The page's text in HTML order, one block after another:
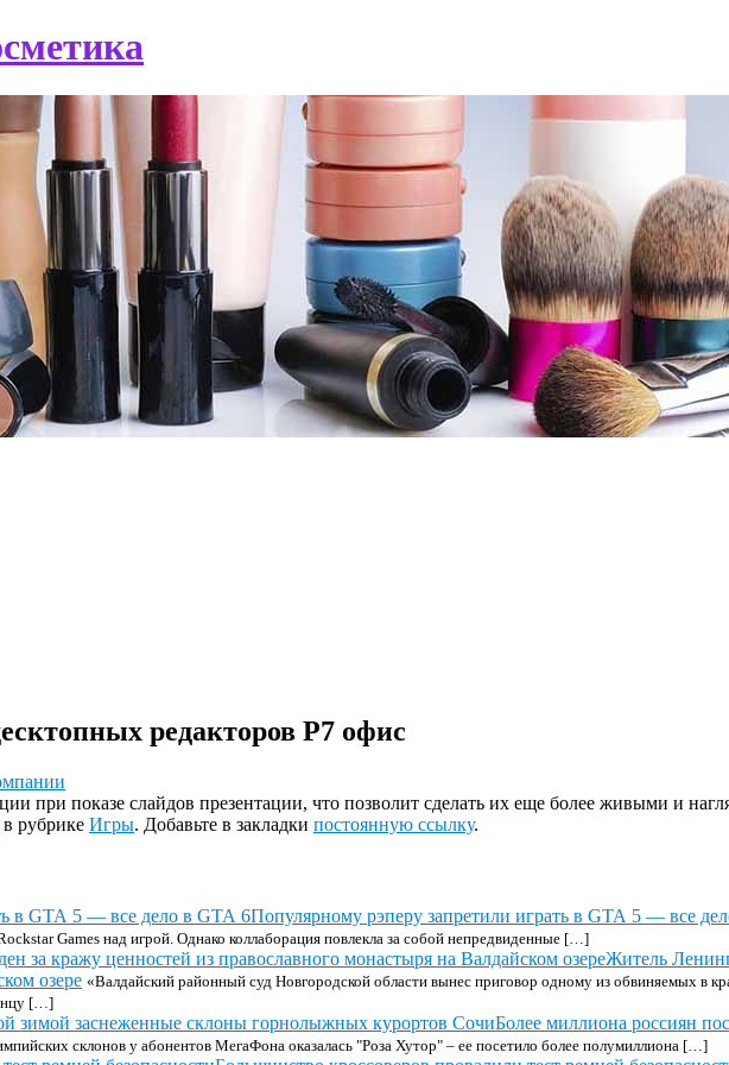
редакторов Р7 офис
при показе слайдов презентации, что позволит сделать их еще более живыми и
в рубрике Игры. Добавьте в закладки постоянную ссылку.
Популярному рэперу запретили играть в GTA 5 — все
Games над игрой. Однако коллаборация повлекла за собой непредвиденные […]
Житель
озере «Валдайский районный суд Новгородской области вынес приговор одному из обвиняемых в
[…]
Более миллиона россиян
склонов у абонентов МегаФона оказалась "Роза Хутор" – ее посетило более полумиллиона […]